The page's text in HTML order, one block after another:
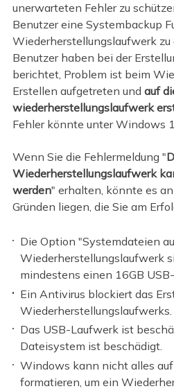
unerwarteten Fehler zu
Benutzer eine Systembackup
Wiederherstellungslaufwerk
Benutzer haben bei der
berichtet, Problem ist beim
Erstellen aufgetreten und auf
wiederherstellungslaufwerk
Fehler könnte unter Windows
Wenn Sie die Fehlermeldung "
Wiederherstellungslaufwerk
werden" erhalten, könnte es
Gründen liegen, die Sie am
Die Option "Systemdateien
Wiederherstellungslaufwerk
mindestens einen 16GB
Ein Antivirus blockiert das
Wiederherstellungslaufwerks.
Das USB-Laufwerk ist
Dateisystem ist beschädigt.
Windows kann nicht alles
formatieren, um ein